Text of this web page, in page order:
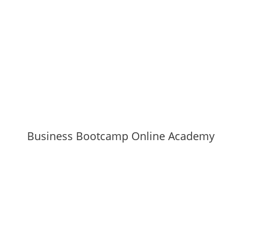
Business Bootcamp Online Academy